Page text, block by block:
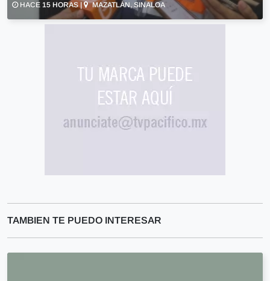
HACE 15 HORAS | MAZATLÁN, SINALOA
TAMBIEN TE PUEDO INTERESAR